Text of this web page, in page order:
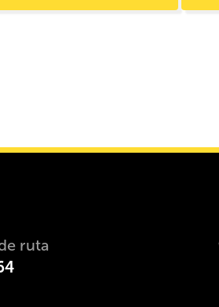
ruta